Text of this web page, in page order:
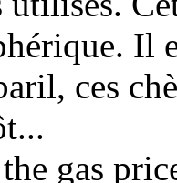
Il
ces
gas